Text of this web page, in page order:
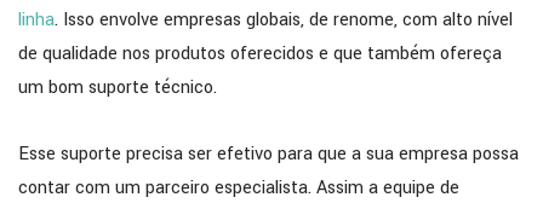
linha. Isso envolve empresas globais, de renome, com alto nível
de qualidade nos produtos oferecidos e que também ofereça
um bom suporte técnico.
Esse suporte precisa ser efetivo para que a sua empresa possa
contar com um parceiro especialista. Assim a equipe de